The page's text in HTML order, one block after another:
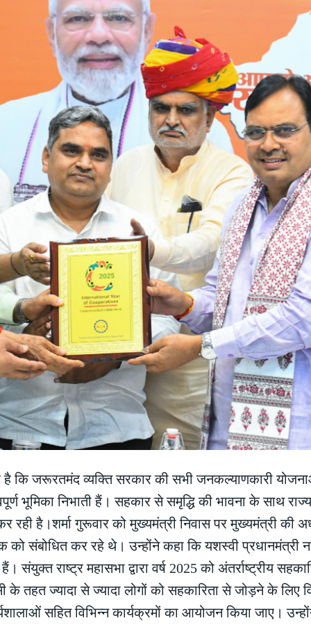
है कि जरूरतमंद व्यक्ति सरकार की सभी जनकल्याणकारी
भूमिका निभाती हैं। सहकार से समृद्धि की भावना के साथ
है।शर्मा गुरूवार को मुख्यमंत्री निवास पर मुख्यमंत्री की
संबोधित कर रहे थे। उन्होंने कहा कि यशस्वी प्रधानमंत्री
राष्ट्र महासभा द्वारा वर्ष 2025 को अंतर्राष्ट्रीय
के तहत ज्यादा से ज्यादा लोगों को सहकारिता से जोड़ने के लिए
सहित विभिन्न कार्यक्रमों का आयोजन किया जाए।